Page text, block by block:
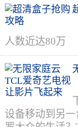
人数近达80万
设备移动到另